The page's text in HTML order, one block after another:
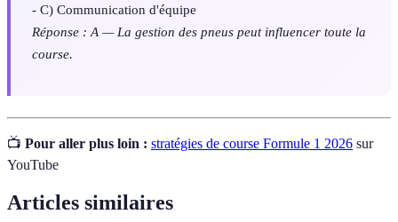
- C) Communication d'équipe
Réponse : A — La gestion des pneus peut influencer toute la
course.
📺 Pour aller plus loin : stratégies de course Formule 1 2026 sur
YouTube
Articles similaires